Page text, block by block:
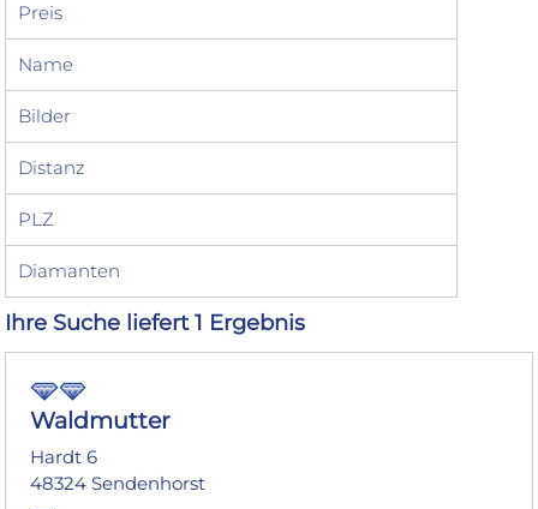
Preis
Name
Bilder
Distanz
PLZ
Diamanten
Ihre Suche liefert 1 Ergebnis
Waldmutter
Hardt 6
48324 Sendenhorst